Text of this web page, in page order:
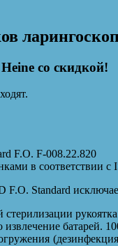
со скидкой!
F.O. F-008.22.820
в соответствии с
Standard
батарей.